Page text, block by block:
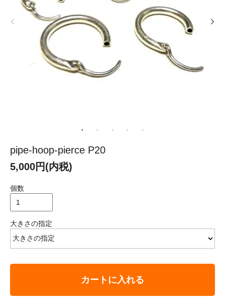
pipe-hoop-pierce P20
5,000円(内税)
個数
大きさの指定
カートに入れる